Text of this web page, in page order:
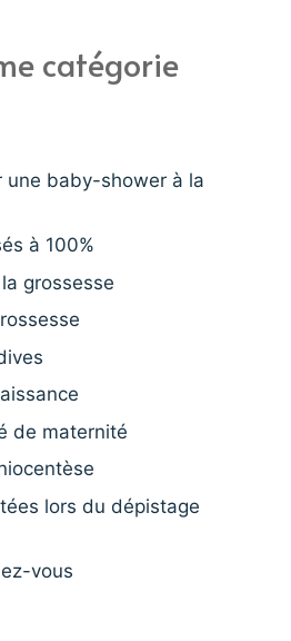
catégorie
une baby-shower à la
à 100%
grossesse
de maternité
lors du dépistage
vous